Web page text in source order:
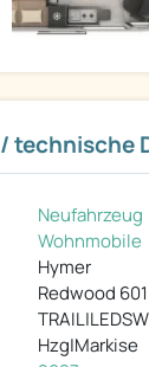
technische
Neufahrzeug
Wohnmobile
Hymer
Redwood 601
Hzg|Markise